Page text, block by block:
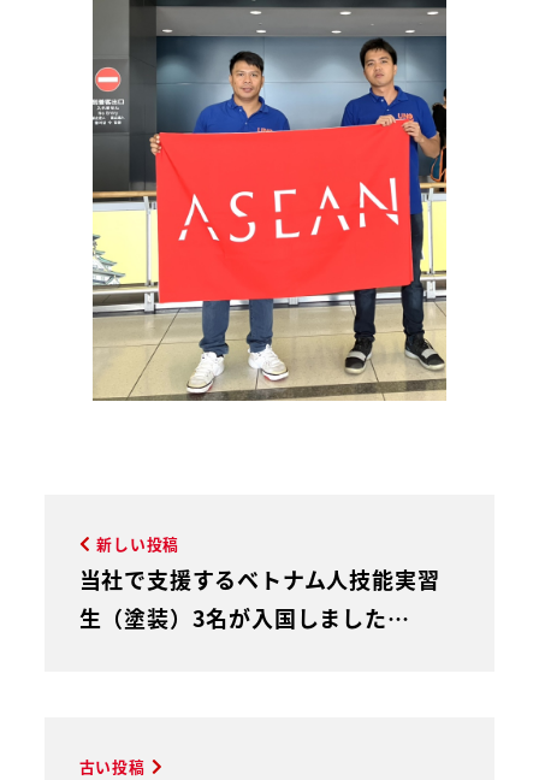
古い投稿
新しい投稿
当社で支援するベトナム人技能実習
生（塗装）3名が入国しました…